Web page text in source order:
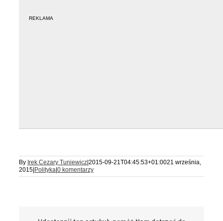
REKLAMA
By Irek Cezary Tuniewicz|2015-09-21T04:45:53+01:0021 września,
2015|Polityka|0 komentarzy